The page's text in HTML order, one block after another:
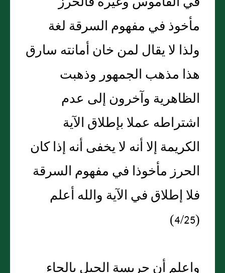
مأخوذ في مفهوم السرقة لغة
ولذا لا يقال لمن خان أمانته سارق
هذا مذهب الجمهور وذهبت
الظاهرية وآخرون إلى عدم
اشتراطه عملا بإطلاق الآية
الكريمة إلا أنه لا يخفى أنه إذا كان
الحرز مأخوذا في مفهوم السرقة
فلا إطلاق في الآية والله أعلم
(4/25)